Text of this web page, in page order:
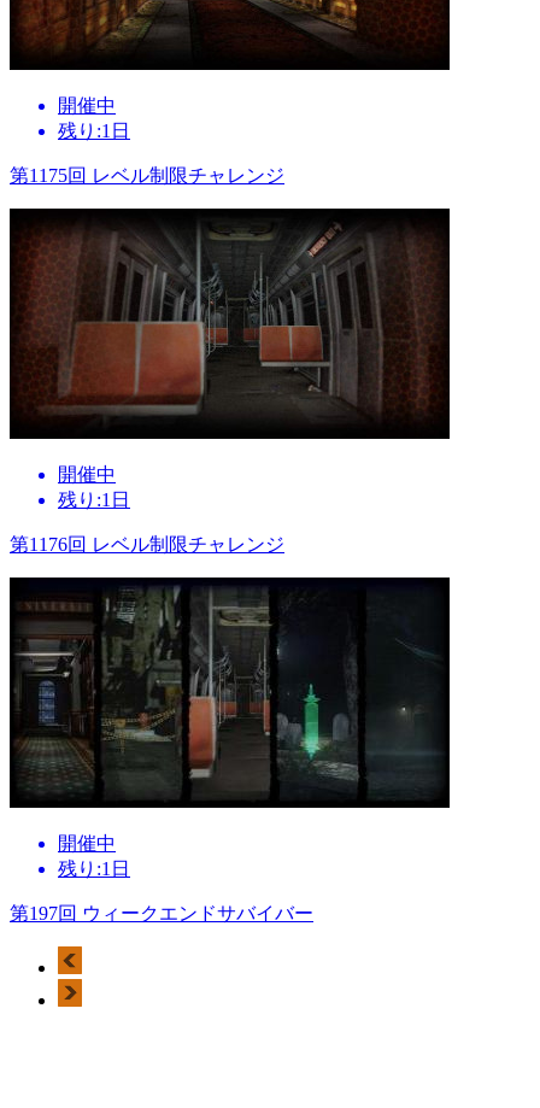
開催中
残り:1日
第1175回 レベル制限チャレンジ
開催中
残り:1日
第1176回 レベル制限チャレンジ
開催中
残り:1日
第197回 ウィークエンドサバイバー